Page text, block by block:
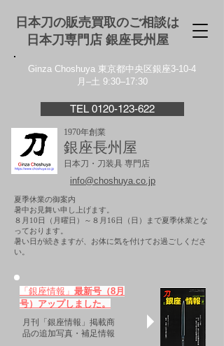
日本刀の販売買取のご相談は
日本刀専門店 銀座⻑州屋
Ginza Choshuya 東京都中央区銀座3-10-4
月–土 9:30–17:30
TEL 0120-123-622
1970年創業
銀座長州屋
日本刀・刀装具 専門店
info@choshuya.co.jp
夏季休業の御案内
暑中お見舞い申し上げます。
８月10日（月曜日）～８月16日（日）まで夏季休業とな
っております。
​暑い日が続きますが、お体に気を付けてお過ごしくださ
い。
「銀座情報」 最新号（8月
号）アップしました。
月刊「銀座情報」掲載商
品の追加写真・補足情報